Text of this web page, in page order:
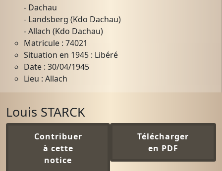
- Dachau
- Landsberg (Kdo Dachau)
- Allach (Kdo Dachau)
Matricule : 74021
Situation en 1945 : Libéré
Date : 30/04/1945
Lieu : Allach
Louis STARCK
Contribuer
à cette
notice
Télécharger
en PDF